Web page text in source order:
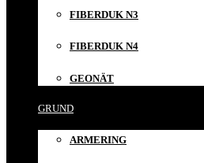
FIBERDUK N3
FIBERDUK N4
GEONÄT
GRUND
ARMERING